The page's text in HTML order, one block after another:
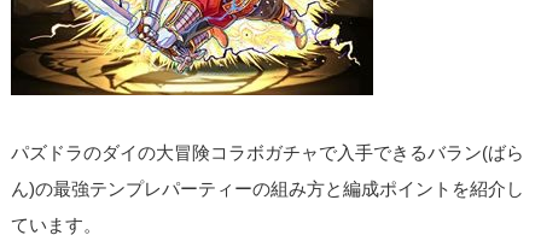
パズドラのダイの大冒険コラボガチャで入手できるバラン(ばら
ん)の最強テンプレパーティーの組み方と編成ポイントを紹介し
ています。